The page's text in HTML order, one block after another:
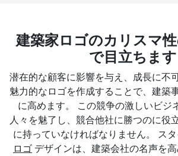
建築家ロゴのカリスマ
で目立ちます
潜在的な顧客に影響を与え、成長に不
魅力的なロゴを作成することで、建築
に高めます。 この競争の激しいビジ
人々を魅了し、競合他社に勝つのに役
に持っていなければなりません。 ス
ロゴ デザインは、建築会社の名声を